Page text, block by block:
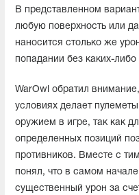
В представленном
любую поверхность или
наносится столько же
попадании без каких-либо
WarOwl обратил
условиях делает
оружием в игре, так как
определенных позиций
противников. Вместе с
понял, что в самом
существенный урон за